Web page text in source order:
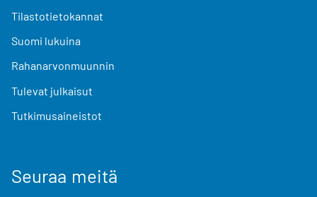
Tilastotietokannat
Suomi lukuina
Rahanarvonmuunnin
Tulevat julkaisut
Tutkimusaineistot
Seuraa meitä